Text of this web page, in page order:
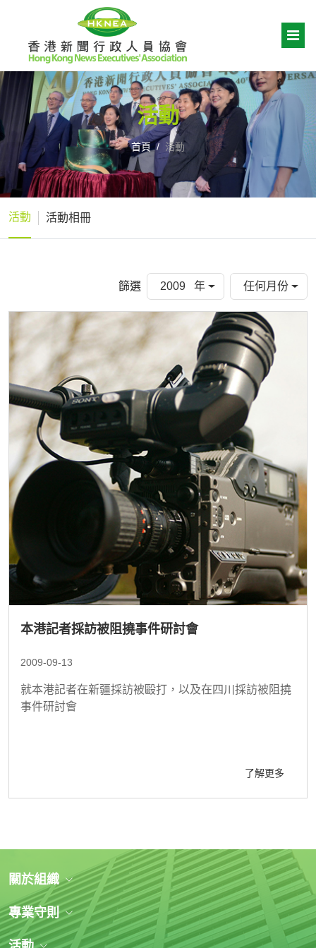
活動
首頁 活動
活動 活動相冊
篩選 2009 年 任何月份
本港記者採訪被阻撓事件研討會
2009-09-13
就本港記者在新疆採訪被毆打，以及在四川採訪被阻撓
事件研討會
了解更多
關於組織
專業守則